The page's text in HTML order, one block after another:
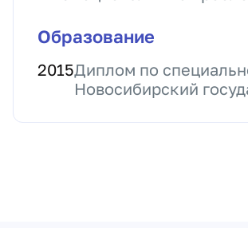
Образование
2015Диплом по
Новосибирский